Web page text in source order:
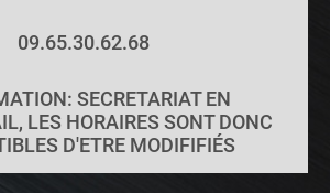
09.65.30.62.68
SECRETARIAT EN
LES HORAIRES SONT DONC
D'ETRE MODIFIFIÉS